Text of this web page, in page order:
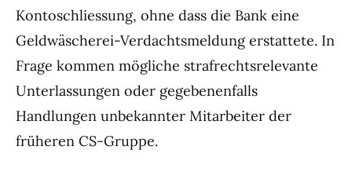
Kontoschliessung, ohne dass die Bank eine
Geldwäscherei-Verdachtsmeldung erstattete. In
Frage kommen mögliche strafrechtsrelevante
Unterlassungen oder gegebenenfalls
Handlungen unbekannter Mitarbeiter der
früheren CS-Gruppe.